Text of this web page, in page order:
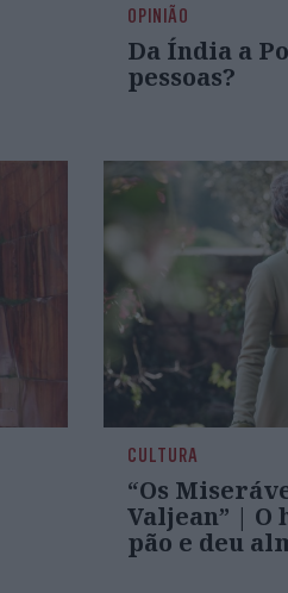
OPINIÃO
Da Índia a
pessoas?
CULTURA
“Os
Valjean” | O
pão e deu